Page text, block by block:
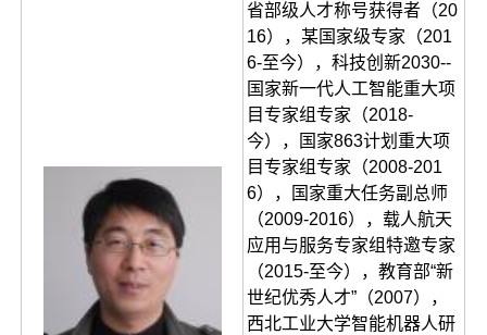
省部级人才称号获得者（20
16），某国家级专家（201
6-至今），科技创新2030--
国家新一代人工智能重大项
目专家组专家（2018-
今），国家863计划重大项
目专家组专家（2008-201
6），国家重大任务副总师
（2009-2016），载人航天
应用与服务专家组特邀专家
（2015-至今），教育部“新
世纪优秀人才”（2007），
西北工业大学智能机器人研